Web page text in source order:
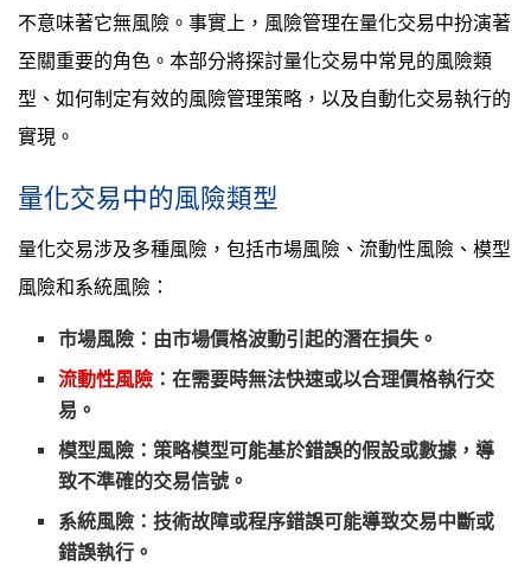
不意味著它無風險。事實上，風險管理在量化交易中扮演著
至關重要的角色。本部分將探討量化交易中常見的風險類
型、如何制定有效的風險管理策略，以及自動化交易執行的
實現。
量化交易中的風險類型
量化交易涉及多種風險，包括市場風險、流動性風險、模型
風險和系統風險：
市場風險 ：由市場價格波動引起的潛在損失。
流動性風險 ：在需要時無法快速或以合理價格執行交
易。
模型風險 ：策略模型可能基於錯誤的假設或數據，導
致不準確的交易信號。
系統風險 ：技術故障或程序錯誤可能導致交易中斷或
錯誤執行。